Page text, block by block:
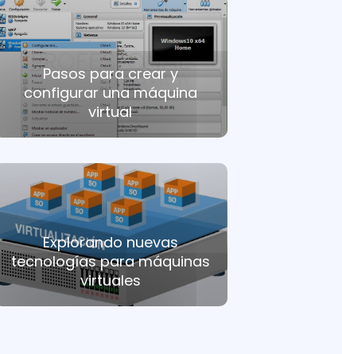
Pasos para crear y
configurar una máquina
virtual
Explorando nuevas
tecnologías para máquinas
virtuales